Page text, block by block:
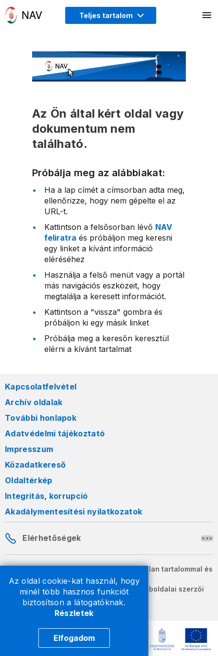
Az oldal cookie-kat használ, hogy
minél több hasznos funkciót
biztosítson a látogatóknak.
Részletek
Elfogadom
Teljes tartalom
Az Ön által kért oldal vagy
dokumentum nem
található.
Próbálja meg az alábbiakat:
Ha a lap címét a címsorban adta meg,
ellenőrizze, hogy nem gépelte el az
URL-t.
Kattintson a felsősorban lévő NAV
feliratra és próbáljon meg keresni
egy linket a kívánt információ
eléréséhez
Használja a felső menüt vagy a portál
más navigációs eszközeit, hogy
megtalálja a keresett információt.
Kattintson a "vissza" gombra és
próbáljon ki egy másik linket
Próbálja meg a keresőn keresztül
elérni a kívánt tartalmat
Kapcsolatfelvétel
Archív oldalak
További honlapok
Adatvédelmi tájékoztató
Impresszum
Közadatkereső
Oldaltérkép
Integritás, korrupció
Akadálymentesítési nyilatkozatok
Elérhetőségek
A honlapon szereplő információk változatlan tartalommal és
formában szabadon terjeszthetők.
2026 © A Nemzeti Adó- és Vámhivatal weboldalai szerzői
jogvédelem alatt állnak.